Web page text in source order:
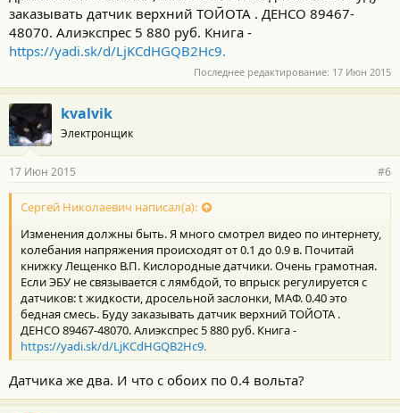
заказывать датчик верхний ТОЙОТА . ДЕНСО 89467-
48070. Алиэкспрес 5 880 руб. Книга -
https://yadi.sk/d/LjKCdHGQB2Hc9.
Последнее редактирование: 17 Июн 2015
kvalvik
Электронщик
17 Июн 2015 #6
Сергей Николаевич написал(а):
Изменения должны быть. Я много смотрел видео по интернету,
колебания напряжения происходят от 0.1 до 0.9 в. Почитай
книжку Лещенко В.П. Кислородные датчики. Очень грамотная.
Если ЭБУ не связывается с лямбдой, то впрыск регулируется с
датчиков: t жидкости, дросельной заслонки, МАФ. 0.40 это
бедная смесь. Буду заказывать датчик верхний ТОЙОТА .
ДЕНСО 89467-48070. Алиэкспрес 5 880 руб. Книга -
https://yadi.sk/d/LjKCdHGQB2Hc9.
Датчика же два. И что с обоих по 0.4 вольта?